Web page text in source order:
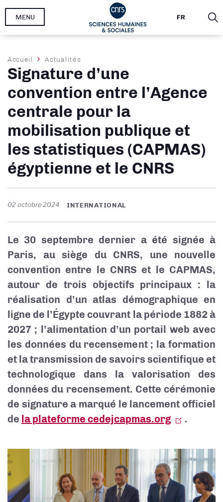
Aller
FR
MENU
Fil
d'Ariane
Accueil Actualités
Signature d’une
convention entre l’Agence
centrale pour la
mobilisation publique et
les statistiques (CAPMAS)
égyptienne et le CNRS
02 octobre 2024 INTERNATIONAL
Le 30 septembre dernier a été signée à
Paris, au siège du CNRS, une nouvelle
convention entre le CNRS et le CAPMAS,
autour de trois objectifs principaux : la
réalisation d’un atlas démographique en
ligne de l’Égypte couvrant la période 1882 à
2027 ; l’alimentation d’un portail web avec
les données du recensement ; la formation
et la transmission de savoirs scientifique et
technologique dans la valorisation des
données du recensement. Cette cérémonie
de signature a marqué le lancement officiel
de la plateforme cedejcapmas.org .